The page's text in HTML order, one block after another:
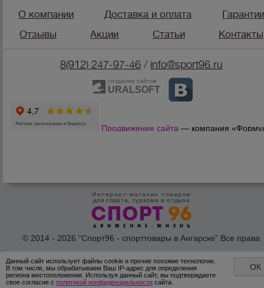
О компании Доставка и оплата
Отзывы
Акции Статьи Контакты
8(912) 247-97-46/ info@sport96.ru
создание сайтов
URALSOFT
Продвижение сайта — компания
Интернет-магазин товаров
для спорта, туризма и отдыха
© 2014 - 2026 “Спорт96 - спорттовары в Ангарске” Все права
Данный сайт использует файлы cookie и прочие похожие технологии.
В том числе, мы обрабатываем Ваш IP-адрес для определения
региона местоположения. Используя данный сайт, вы подтверждаете
свое согласие с политикой конфиденциальности сайта.
ОК